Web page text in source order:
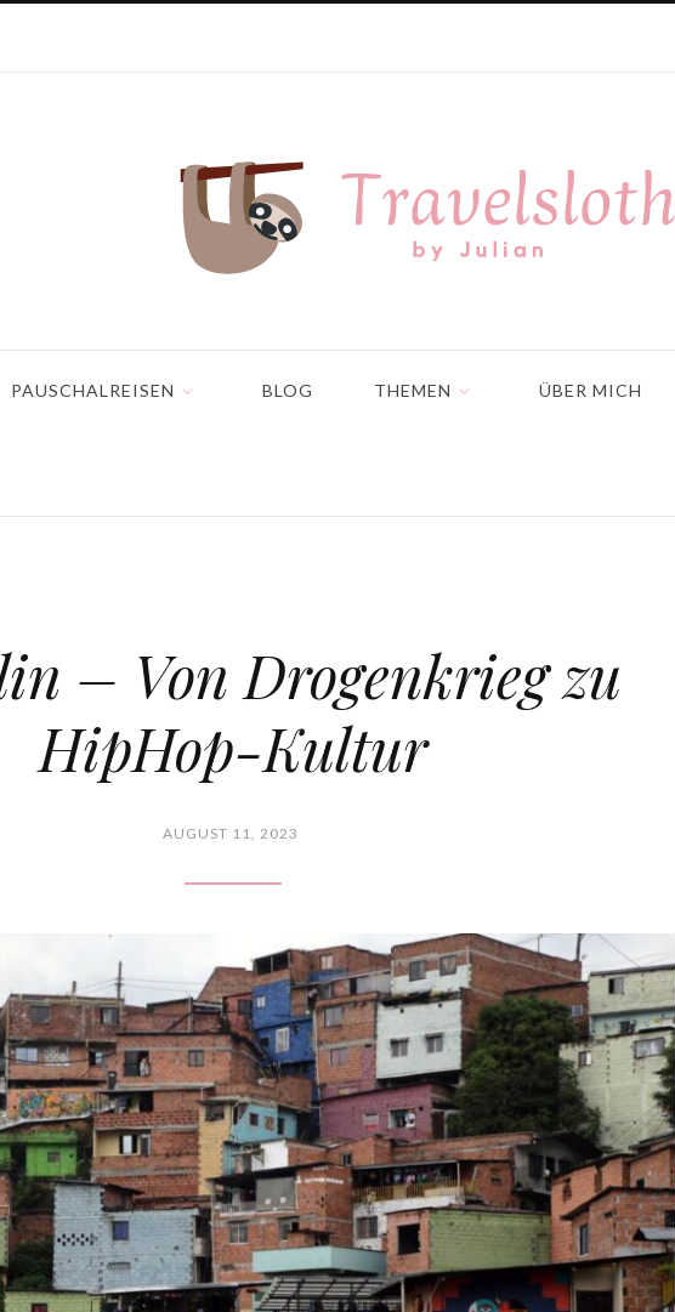
PAUSCHALREISEN BLOG THEMEN ÜBER MICH
– Von Drogenkrieg zu
HipHop-Kultur
AUGUST 11, 2023